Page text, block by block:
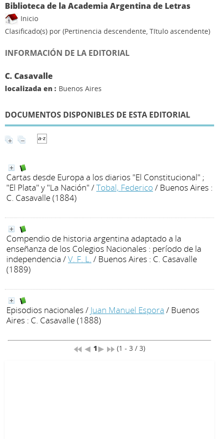
Biblioteca de la Academia Argentina de Letras
Inicio
Clasificado(s) por (Pertinencia descendente, Título ascendente)
INFORMACIÓN DE LA EDITORIAL
C. Casavalle
localizada en : Buenos Aires
DOCUMENTOS DISPONIBLES DE ESTA EDITORIAL
Cartas desde Europa a los diarios "El Constitucional" ;
"El Plata" y "La Nación" /Tobal, Federico / Buenos Aires :
C. Casavalle (1884)
Compendio de historia argentina adaptado a la
enseñanza de los Colegios Nacionales : período de la
independencia /V. F. L. / Buenos Aires : C. Casavalle
(1889)
Episodios nacionales / Juan Manuel Espora / Buenos
Aires : C. Casavalle (1888)
1 (1 - 3 / 3)